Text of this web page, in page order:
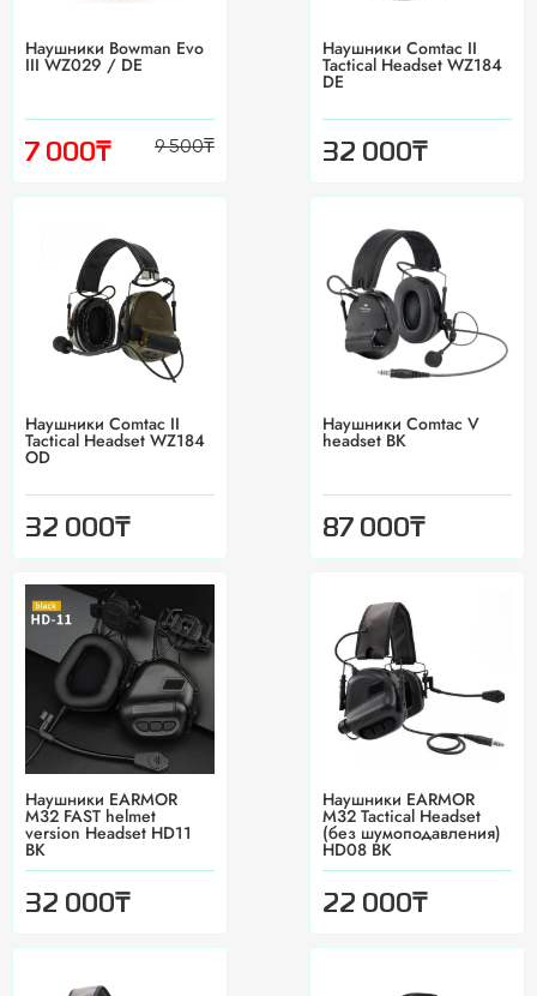
Наушники Bowman Evo
III WZ029 / DE
7 000₸ 9 500₸
Наушники Comtac II
Tactical Headset WZ184
DE
32 000₸
Наушники Comtac II
Tactical Headset WZ184
OD
32 000₸
Наушники Comtac V
headset BK
87 000₸
Наушники EARMOR
M32 FAST helmet
version Headset HD11
BK
32 000₸
Наушники EARMOR
M32 Tactical Headset
(без шумоподавления)
HD08 BK
22 000₸